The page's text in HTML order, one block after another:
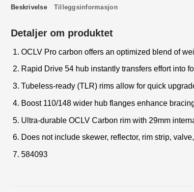
Beskrivelse Tilleggsinformasjon
Detaljer om produktet
OCLV Pro carbon offers an optimized blend of
Rapid Drive 54 hub instantly transfers effort into
Tubeless-ready (TLR) rims allow for quick
Boost 110/148 wider hub flanges enhance
Ultra-durable OCLV Carbon rim with 29mm
Does not include skewer, reflector, rim strip,
584093